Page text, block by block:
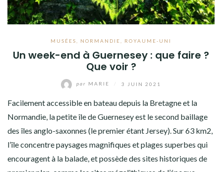
MUSÉES NORMANDIE ROYAUME-UNI
Un week-end à Guernesey : que faire ?
Que voir ?
par MARIE 3 JUIN 2021
Facilement accessible en bateau depuis la Bretagne et la
Normandie, la petite île de Guernesey est le second baillage
des îles anglo-saxonnes (le premier étant Jersey). Sur 63 km2,
l’île concentre paysages magnifiques et plages superbes qui
encouragent à la balade, et possède des sites historiques de